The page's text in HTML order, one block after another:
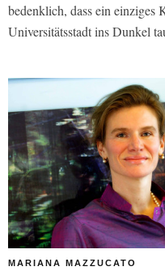
bedenklich, dass ein einziges
Universitätsstadt ins Dunkel
MARIANA MAZZUCATO